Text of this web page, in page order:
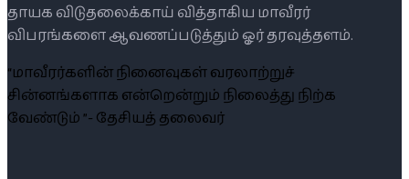
தாயக விடுதலைக்காய் வித்தாகிய மாவீரர்
விபரங்களை ஆவணப்படுத்தும் ஓர் தரவுத்தளம்.
“மாவீரர்களின் நினைவுகள் வரலாற்றுச்
சின்னங்களாக என்றென்றும் நிலைத்து நிற்க
வேண்டும் ”- தேசியத் தலைவர்